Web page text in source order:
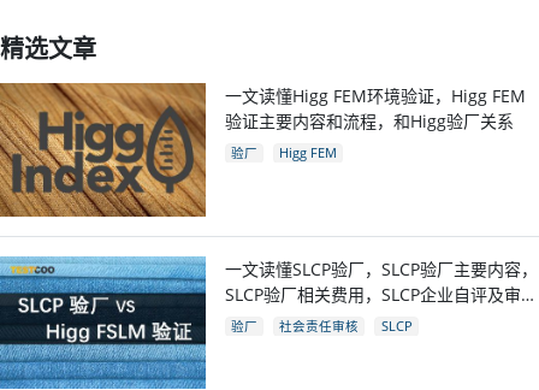
精选文章
一文读懂Higg FEM环境验证，Higg FEM
验证主要内容和流程，和Higg验厂关系
验厂 Higg FEM
一文读懂SLCP验厂，SLCP验厂主要内容，
SLCP验厂相关费用，SLCP企业自评及审核
流程
验厂 社会责任审核 SLCP